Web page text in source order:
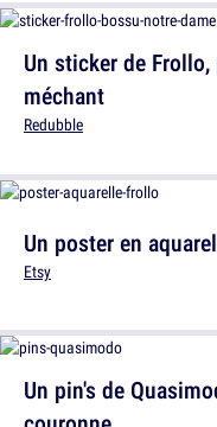
Un poster en
Etsy
Un sticker de
méchant
Redubble
Un pin's de